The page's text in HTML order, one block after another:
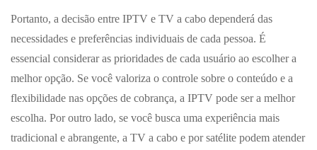
Portanto, a decisão entre IPTV e TV a cabo dependerá das
necessidades e preferências individuais de cada pessoa. É
essencial considerar as prioridades de cada usuário ao escolher a
melhor opção. Se você valoriza o controle sobre o conteúdo e a
flexibilidade nas opções de cobrança, a IPTV pode ser a melhor
escolha. Por outro lado, se você busca uma experiência mais
tradicional e abrangente, a TV a cabo e por satélite podem atender